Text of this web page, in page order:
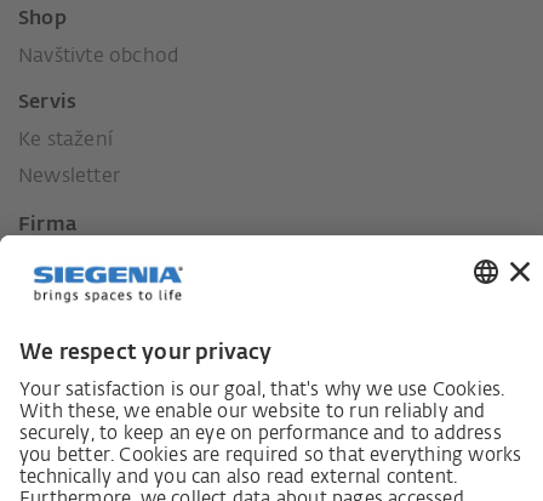
Shop
Navštivte obchod
Servis
Ke stažení
Newsletter
Firma
Kontakt
Tisk
Sociální závazek